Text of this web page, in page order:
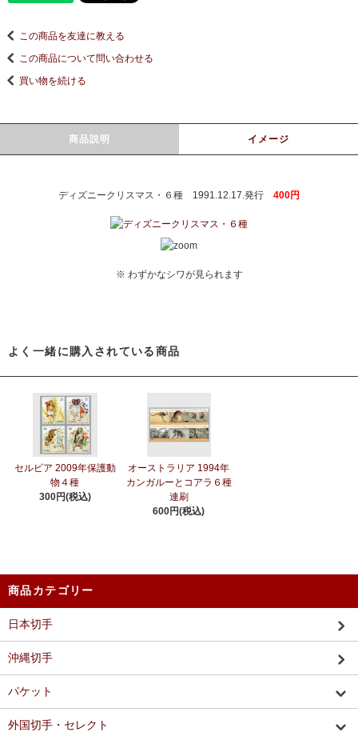
この商品を友達に教える
この商品について問い合わせる
買い物を続ける
商品説明 イメージ
ディズニークリスマス・６種 1991.12.17.発行 400円
※ わずかなシワが見られます
よく一緒に購入されている商品
セルビア 2009年保護動
物４種
300円(税込)
オーストラリア 1994年
カンガルーとコアラ６種
連刷
600円(税込)
商品カテゴリー
日本切手
沖縄切手
パケット
外国切手・セレクト